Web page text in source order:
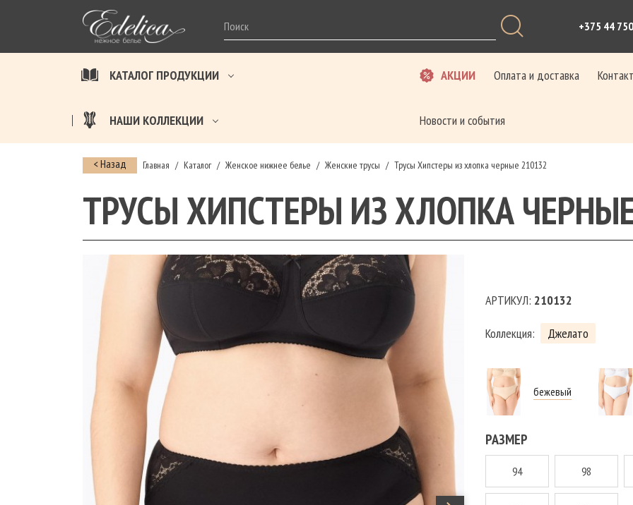
+375 44
КАТАЛОГ ПРОДУКЦИИ
НАШИ КОЛЛЕКЦИИ
АКЦИИ Оплата и доставка
Новости и события
< Назад Главная / Каталог / Женское нижнее белье / Женские трусы / Трусы Хипстеры из хлопка черные 210132
ТРУСЫ ХИПСТЕРЫ ИЗ ХЛОПКА
АРТИКУЛ: 210132
Коллекция: Джелато
бежевый
РАЗМЕР
94 98